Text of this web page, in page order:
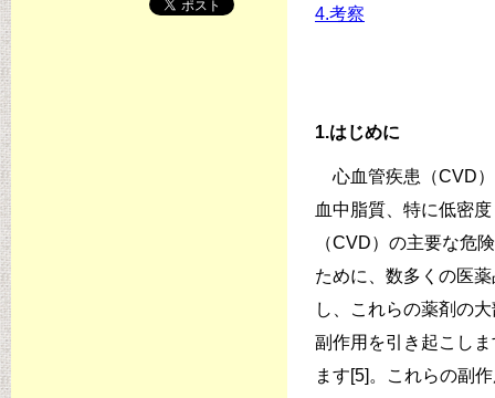
4.考察
1.はじめに
心血管疾患（CVD）
血中脂質、特に低密
（CVD）の主要な危
ために、数多くの医
し、これらの薬剤の
副作用を引き起こし
ます[5]。これらの副